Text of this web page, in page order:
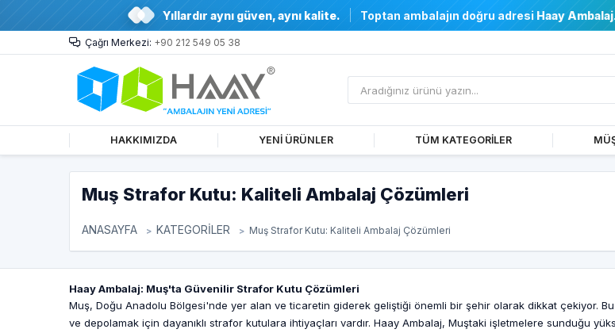
Yıllardır aynı güven, aynı kalite. Toptan ambalajın doğru adresi Haay Ambalaj.
Çağrı Merkezi: +90 212 549 05 38
HAKKIMIZDA YENİ ÜRÜNLER TÜM KATEGORİLER
Muş Strafor Kutu: Kaliteli Ambalaj Çözümleri
ANASAYFA KATEGORİLER Muş Strafor Kutu: Kaliteli Ambalaj Çözümleri
Haay Ambalaj: Muş'ta Güvenilir Strafor Kutu Çözümleri
Muş, Doğu Anadolu Bölgesi'nde yer alan ve ticaretin giderek geliştiği önemli bir şehir olarak dikkat çekiyor.
ve depolamak için dayanıklı strafor kutulara ihtiyaçları vardır. Haay Ambalaj, Muştaki işletmelere sunduğu